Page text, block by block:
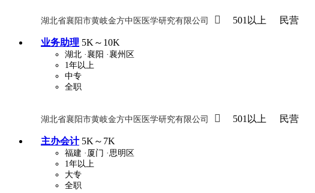
湖北省襄阳市黄岐金方中医医学研究有限公司  501以上
民营
业务助理 5K～10K
湖北 ·襄阳 ·襄州区
1年以上
中专
全职
湖北省襄阳市黄岐金方中医医学研究有限公司  501以上
民营
主办会计 5K～7K
福建 ·厦门 ·思明区
1年以上
大专
全职